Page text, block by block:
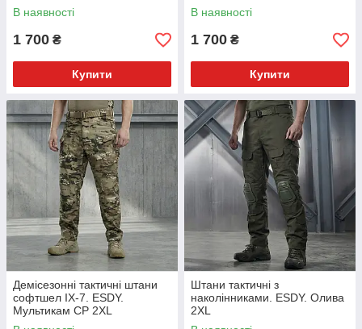
В наявності
1 700 ₴
Купити
В наявності
1 700 ₴
Купити
Демісезонні тактичні штани
софтшел IX-7. ESDY.
Мультикам CP 2XL
Штани тактичні з
наколінниками. ESDY. Олива
2XL